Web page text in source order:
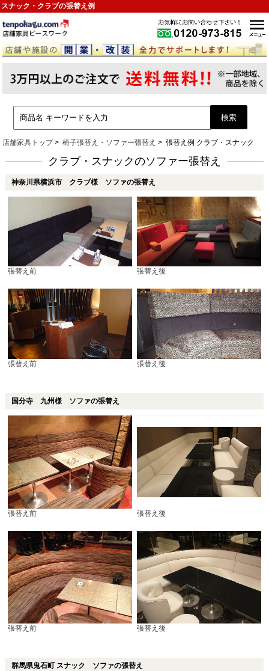
スナック・クラブの張替え例
店舗家具トップ 椅子張替え・ソファー張替え 張替え例 クラブ・スナック
クラブ・スナックのソファー張替え
神奈川県横浜市 クラブ様 ソファの張替え
張替え前 張替え後
張替え前 張替え後
国分寺 九州様 ソファの張替え
張替え前 張替え後
張替え前 張替え後
群馬県鬼石町 スナック ソファの張替え